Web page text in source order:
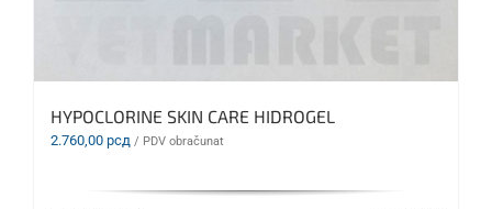
HYPOCLORINE SKIN CARE HIDROGEL
2.760,00 рсд / PDV obračunat